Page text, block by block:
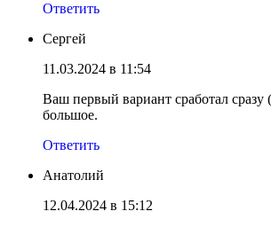
Ответить
Сергей
11.03.2024 в 11:54
Ваш первый вариант сработал
большое.
Ответить
Анатолий
12.04.2024 в 15:12